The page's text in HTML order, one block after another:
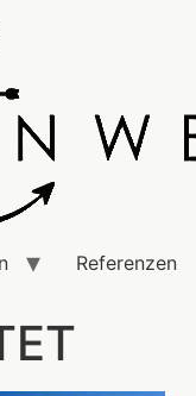
Referenzen